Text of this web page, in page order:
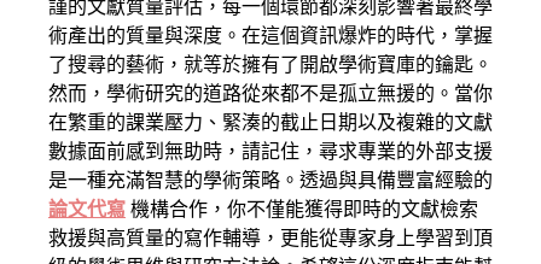
謹的文獻質量評估，每一個環節都深刻影響著最終學
術產出的質量與深度。在這個資訊爆炸的時代，掌握
了搜尋的藝術，就等於擁有了開啟學術寶庫的鑰匙。
然而，學術研究的道路從來都不是孤立無援的。當你
在繁重的課業壓力、緊湊的截止日期以及複雜的文獻
數據面前感到無助時，請記住，尋求專業的外部支援
是一種充滿智慧的學術策略。透過與具備豐富經驗的
論文代寫機構合作，你不僅能獲得即時的文獻檢索
救援與高質量的寫作輔導，更能從專家身上學習到頂